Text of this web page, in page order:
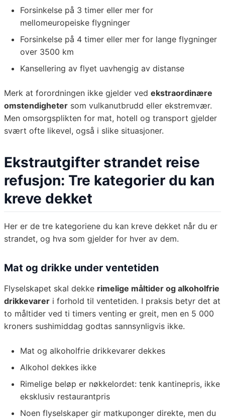
Forsinkelse på 3 timer eller mer for
mellomeuropeiske flygninger
Forsinkelse på 4 timer eller mer for lange flygninger
over 3500 km
Kansellering av flyet uavhengig av distanse
Merk at forordningen ikke gjelder ved ekstraordinære
omstendigheter som vulkanutbrudd eller ekstremvær.
Men omsorgsplikten for mat, hotell og transport gjelder
svært ofte likevel, også i slike situasjoner.
Ekstrautgifter strandet reise
refusjon: Tre kategorier du kan
kreve dekket
Her er de tre kategoriene du kan kreve dekket når du er
strandet, og hva som gjelder for hver av dem.
Mat og drikke under ventetiden
Flyselskapet skal dekke rimelige måltider og alkoholfrie
drikkevarer i forhold til ventetiden. I praksis betyr det at
to måltider ved ti timers venting er greit, men en 5 000
kroners sushimiddag godtas sannsynligvis ikke.
Mat og alkoholfrie drikkevarer dekkes
Alkohol dekkes ikke
Rimelige beløp er nøkkelordet: tenk kantinepris, ikke
eksklusiv restaurantpris
Noen flyselskaper gir matkuponger direkte, men du